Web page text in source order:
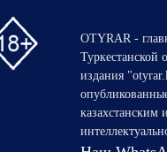
OTYRAR -
Туркестанской
издания
казахстанским